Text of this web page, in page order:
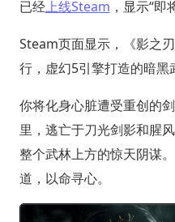
已经上线Steam ，显示“即
Steam页面显示，《影之
行，虚幻5引擎打造的暗黑
你将化身心脏遭受重创的
里，逃亡于刀光剑影和腥
整个武林上方的惊天阴谋
道，以命寻心。